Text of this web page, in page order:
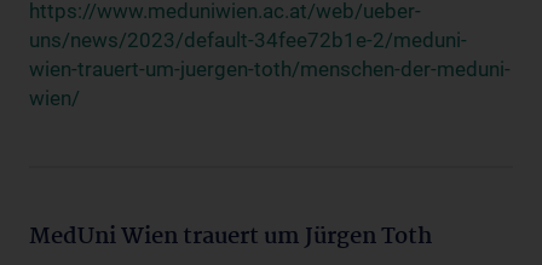
https://www.meduniwien.ac.at/web/ueber-
uns/news/2023/default-34fee72b1e-2/meduni-
wien-trauert-um-juergen-toth/menschen-der-meduni-
wien/
MedUni Wien trauert um Jürgen Toth